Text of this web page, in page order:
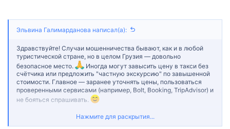
Эльвина Галимарданова написал(а):
Здравствуйте! Случаи мошенничества бывают, как и в любой
туристической стране, но в целом Грузия — довольно
безопасное место.
Иногда могут завысить цену в такси без
счётчика или предложить "частную экскурсию" по завышенной
стоимости. Главное — заранее уточнять цены, пользоваться
проверенными сервисами (например, Bolt, Booking, TripAdvisor) и
не бояться спрашивать.
А ещё — местные часто сами подскажут, где честно и вкусно.
Нажмите для раскрытия...